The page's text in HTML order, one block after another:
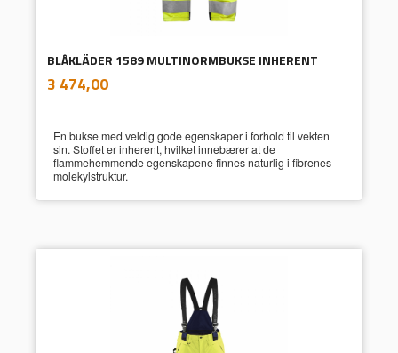
BLÅKLÄDER 1589 MULTINORMBUKSE INHERENT
Pris
3 474,00mva.
En bukse med veldig gode egenskaper i forhold til vekten
sin. Stoffet er inherent, hvilket innebærer at de
flammehemmende egenskapene finnes naturlig i fibrenes
molekylstruktur.